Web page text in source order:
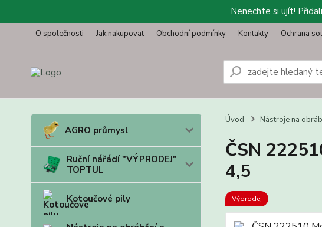
Nenechte si ujít!
O společnosti Jak nakupovat Obchodní podmínky Kontakty Ochrana
AGRO průmysl
Ruční nářádí "VÝPRODEJ"
TOPTUL
Kotoučové pily
Úvod Nástroje na
ČSN
4,5
Výprodej